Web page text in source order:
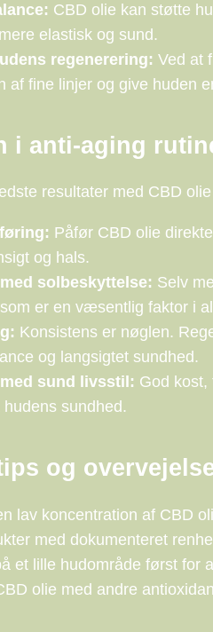
CBD olie kan støtte
elastisk og sund.
regenerering: Ved at
af fine linjer og give huden
i anti-aging
resultater med CBD
Påfør CBD olie
og hals.
solbeskyttelse: Selv
er en væsentlig faktor i
Konsistens er nøglen.
og langsigtet sundhed.
sund livsstil: God
sundhed.
og
lav koncentration af CBD
med dokumenteret
et lille hudområde først for
olie med andre